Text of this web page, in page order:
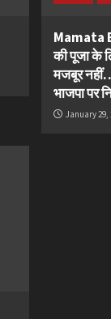
Mamata
की पूजा के
मजबूर
भाजपा पर
January 29,